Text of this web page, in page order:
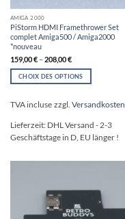
AMIGA 2000
PiStorm HDMI Framethrower Set
complet Amiga500 / Amiga2000
*nouveau
159,00€–208,00€
CHOIX DES OPTIONS
produit
plusieurs
variations.
options
TVA incluse zzgl. Versandkosten
Lieferzeit: DHL Versand - 2-3
Geschäftstage in D, EU länger !